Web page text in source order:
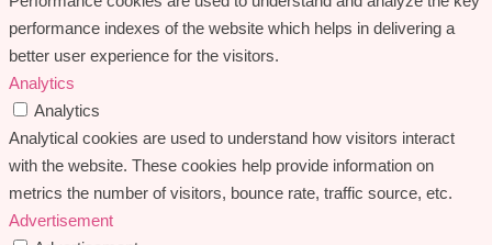
performance indexes of the website which helps in delivering a
better user experience for the visitors.
Analytics
Analytics
Analytical cookies are used to understand how visitors interact
with the website. These cookies help provide information on
metrics the number of visitors, bounce rate, traffic source, etc.
Advertisement